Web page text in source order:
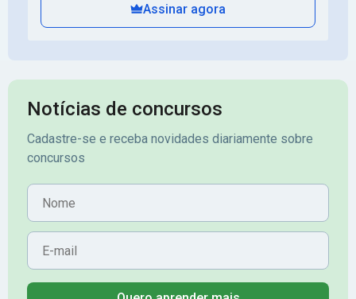
Assinar agora
Notícias de concursos
Cadastre-se e receba novidades diariamente sobre
concursos
Nome
E-mail